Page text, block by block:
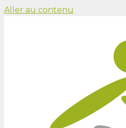
Aller au contenu